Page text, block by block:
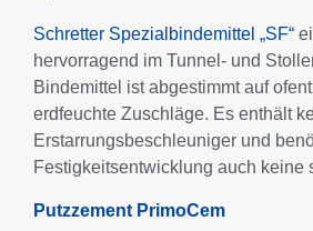
Schretter Spezialbindemittel „SF“
hervorragend im Tunnel- und
Bindemittel ist abgestimmt auf
erdfeuchte Zuschläge. Es enthält
Erstarrungsbeschleuniger und
Festigkeitsentwicklung auch keine
Putzzement PrimoCem